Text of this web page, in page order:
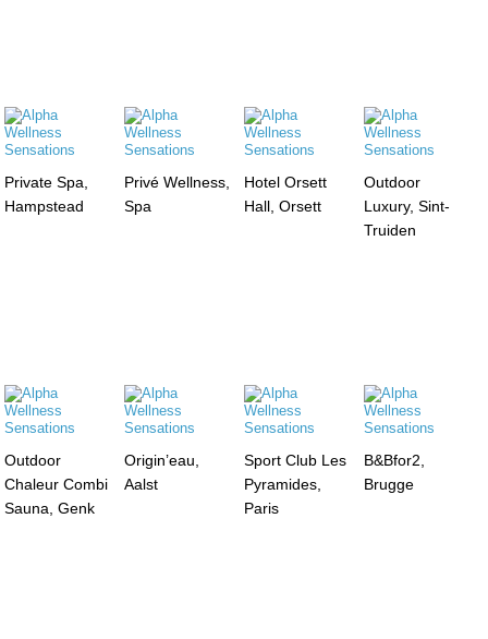
Private Spa,
Hampstead
Privé Wellness,
Spa
Hotel Orsett
Hall, Orsett
Outdoor
Luxury, Sint-
Truiden
Outdoor
Chaleur Combi
Sauna, Genk
Origin’eau,
Aalst
Sport Club Les
Pyramides,
Paris
B&Bfor2,
Brugge